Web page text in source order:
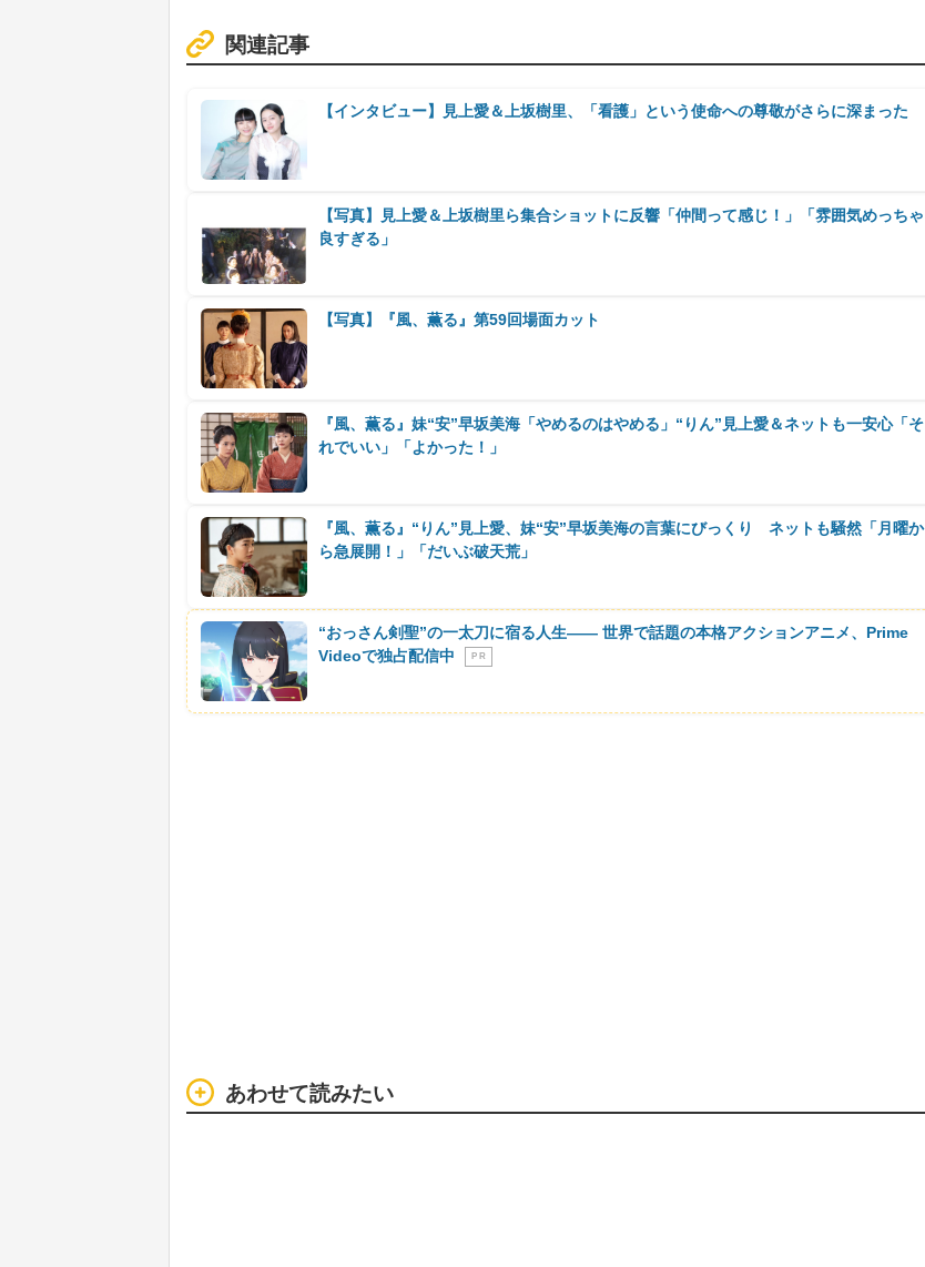
関連記事
【インタビュー】見上愛＆上坂樹里、「看護」という使命への尊敬がさらに深まった
【写真】見上愛＆上坂樹里ら集合ショットに反響「仲間って感じ！」「雰囲気めっちゃ
良すぎる」
【写真】『風、薫る』第59回場面カット
『風、薫る』妹“安”早坂美海「やめるのはやめる」“りん”見上愛＆ネットも一安心「そ
れでいい」「よかった！」
『風、薫る』“りん”見上愛、妹“安”早坂美海の言葉にびっくり ネットも騒然「月曜か
ら急展開！」「だいぶ破天荒」
“おっさん剣聖”の一太刀に宿る人生―― 世界で話題の本格アクションアニメ、Prime
Videoで独占配信中
P R
あわせて読みたい